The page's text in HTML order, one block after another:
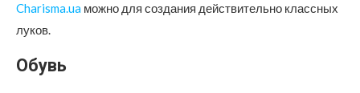
Charisma.ua можно для создания действительно классных
луков.
Обувь